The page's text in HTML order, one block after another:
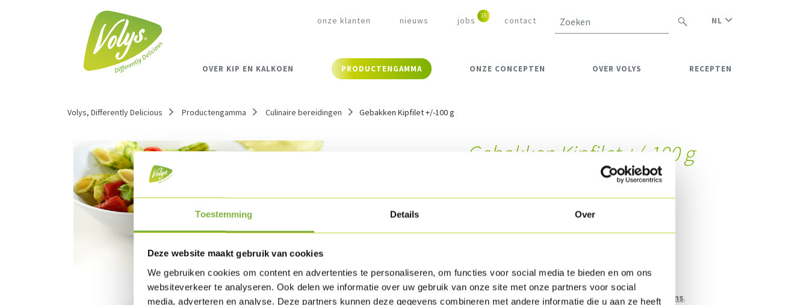
Toestemming Details Over
Deze website maakt gebruik van cookies
We gebruiken cookies om content en advertenties te personaliseren, om functies voor social media te bieden en om ons
websiteverkeer te analyseren. Ook delen we informatie over uw gebruik van onze site met onze partners voor social
media, adverteren en analyse. Deze partners kunnen deze gegevens combineren met andere informatie die u aan ze heeft
onze klanten nieuws jobs contact NL
OVER KIP EN KALKOEN PRODUCTENGAMMA ONZE CONCEPTEN OVER VOLYS RECEPTEN
Volys, Differently Delicious Productengamma Culinaire bereidingen Gebakken Kipfilet +/-100 g
Gebakken Kipfilet +/-100 g
Verkrijgbaar in grootverpakking (bulk).
Specifieke wensen naar verpakking?Contacteer ons.